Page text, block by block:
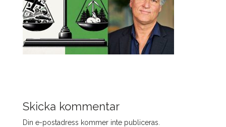
Skicka kommentar
Din e-postadress kommer inte publiceras.